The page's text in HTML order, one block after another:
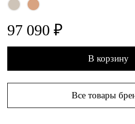
97 090 ₽
В корзину
Все товары